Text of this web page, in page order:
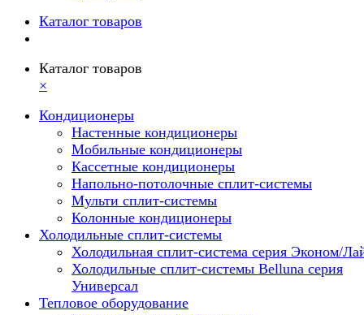
Каталог товаров
Каталог товаров
×
Кондиционеры
Настенные кондиционеры
Мобильные кондиционеры
Кассетные кондиционеры
Напольно-потолочные сплит-системы
Мульти сплит-системы
Колонные кондиционеры
Холодильные сплит-системы
Холодильная сплит-система серия Эконом/
Холодильные сплит-системы Belluna серия
Универсал
Тепловое оборудование